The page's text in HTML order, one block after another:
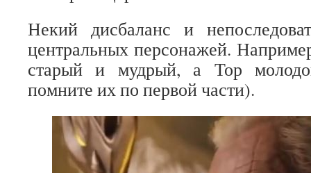
Некий дисбаланс и
центральных персонажей.
старый и мудрый, а Тор
помните их по первой части).